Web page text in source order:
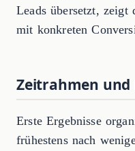
Leads übersetzt,
mit konkreten
Zeitrahmen und
Erste Ergebnisse
frühestens nach